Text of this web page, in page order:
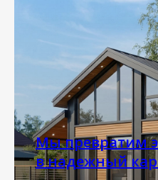
Мы превратим
в надежный